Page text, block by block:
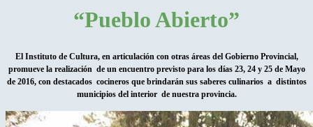
“Pueblo Abierto”
El Instituto de Cultura, en articulación con otras áreas del Gobierno Provincial,
promueve la realización de un encuentro previsto para los días 23, 24 y 25 de Mayo
de 2016, con destacados cocineros que brindarán sus saberes culinarios a distintos
municipios del interior de nuestra provincia.